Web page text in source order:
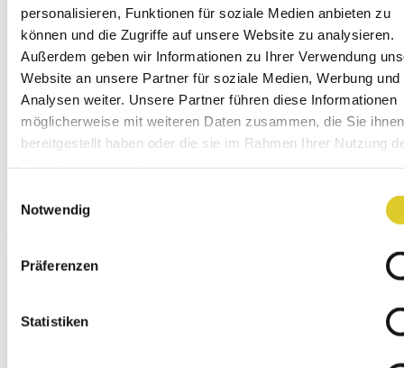
personalisieren, Funktionen für soziale Medien anbieten zu
können und die Zugriffe auf unsere Website zu analysieren.
Außerdem geben wir Informationen zu Ihrer Verwendung
Website an unsere Partner für soziale Medien, Werbung und
Analysen weiter. Unsere Partner führen diese Informationen
möglicherweise mit weiteren Daten zusammen, die Sie ihnen
bereitgestellt haben oder die sie im Rahmen Ihrer Nutzung
Notwendig
Präferenzen
Statistiken